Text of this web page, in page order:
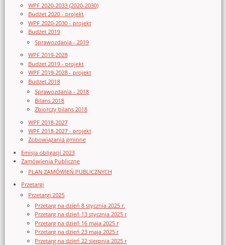
WPF 2020-2033 (2020-2030)
Budżet 2020 - projekt
WPF 2020-2030 - projekt
Budżet 2019
Sprawozdania - 2019
WPF 2019-2028
Budżet 2019 - projekt
WPF 2019-2028 - projekt
Budżet 2018
Sprawozdania - 2018
Bilans 2018
Zbiorczy bilans 2018
WPF 2018-2027
WPF 2018-2027 - projekt
Zobowiązania gminne
Emisja obligacji 2023
Zamówienia Publiczne
PLAN ZAMÓWIEŃ PUBLICZNYCH
Przetargi
Przetargi 2025
Przetarg na dzień 8 stycznia 2025 r.
Przetarg na dzień 13 stycznia 2025 r
Przetarg na dzień 16 maja 2025 r
Przetarg na dzień 23 maja 2025 r
Przetarg na dzień 22 sierpnia 2025 r